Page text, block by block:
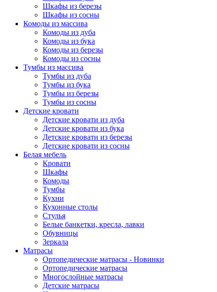
Шкафы из березы
Шкафы из сосны
Комоды из массива
Комоды из дуба
Комоды из бука
Комоды из березы
Комоды из сосны
Тумбы из массива
Тумбы из дуба
Тумбы из бука
Тумбы из березы
Тумбы из сосны
Детские кровати
Детские кровати из дуба
Детские кровати из бука
Детские кровати из березы
Детские кровати из сосны
Белая мебель
Кровати
Шкафы
Комоды
Тумбы
Кухни
Кухонные столы
Стулья
Белые банкетки, кресла, лавки
Обувницы
Зеркала
Матрасы
Ортопедические матрасы - Новинки
Ортопедические матрасы
Многослойные матрасы
Детские матрасы